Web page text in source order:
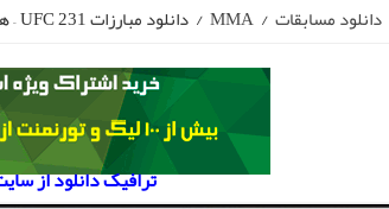
دانلود مسابقات /
MMA
/ دانلود مبارزات UFC 231 – هلووی و اورتگا
ترافیک دانلود از